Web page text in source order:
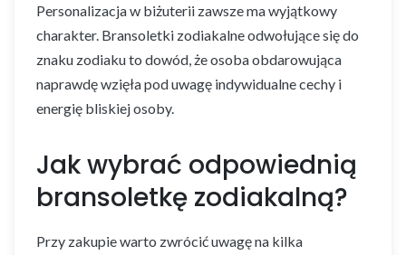
Personalizacja w biżuterii zawsze ma wyjątkowy
charakter. Bransoletki zodiakalne odwołujące się do
znaku zodiaku to dowód, że osoba obdarowująca
naprawdę wzięła pod uwagę indywidualne cechy i
energię bliskiej osoby.
Jak wybrać odpowiednią
bransoletkę zodiakalną?
Przy zakupie warto zwrócić uwagę na kilka